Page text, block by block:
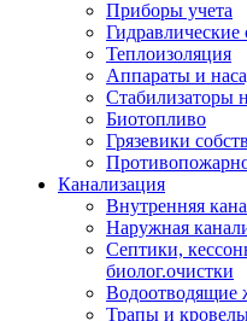
Приборы учета
Гидравлические
Теплоизоляция
Аппараты и
Стабилизаторы
Биотопливо
Грязевики
Канализация
Внутренняя
Наружная
Септики,
биолог.очистки
Водоотводящие
Трапы и